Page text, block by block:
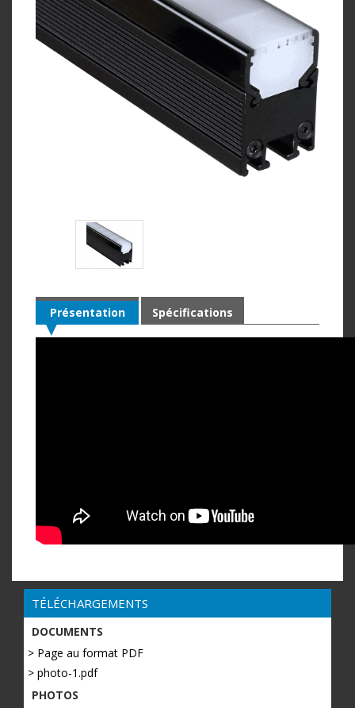
Présentation Spécifications
TÉLÉCHARGEMENTS
DOCUMENTS
> Page au format PDF
> photo-1.pdf
PHOTOS